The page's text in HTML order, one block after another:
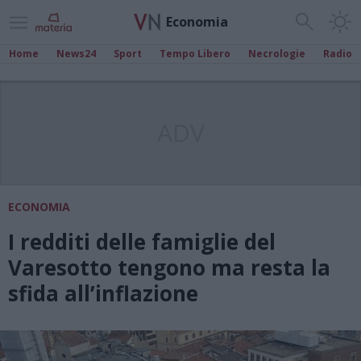
Economia
Home News24 Sport Tempo Libero Necrologie Radio
ECONOMIA
I redditi delle famiglie del
Varesotto tengono ma resta la
sfida all’inflazione